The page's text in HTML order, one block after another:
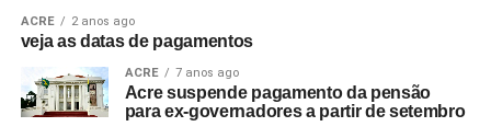
ACRE 2 anos ago
veja as datas de pagamentos
ACRE 7 anos ago
Acre suspende pagamento da pensão
para ex-governadores a partir de setembro